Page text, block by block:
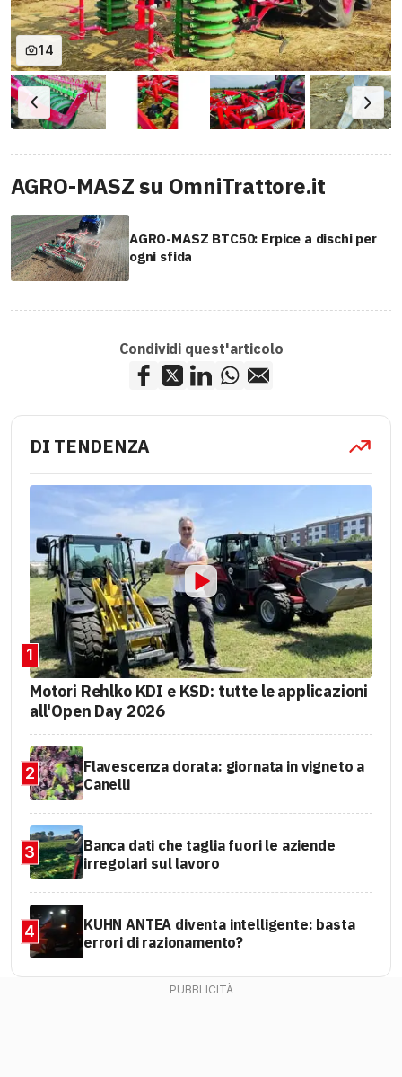
14
AGRO-MASZ su OmniTrattore.it
AGRO-MASZ BTC50: Erpice a dischi per
ogni sfida
Condividi quest'articolo
DI TENDENZA
1
Motori Rehlko KDI e KSD: tutte le applicazioni
all'Open Day 2026
2
Flavescenza dorata: giornata in vigneto a
Canelli
3
Banca dati che taglia fuori le aziende
irregolari sul lavoro
4
KUHN ANTEA diventa intelligente: basta
errori di razionamento?